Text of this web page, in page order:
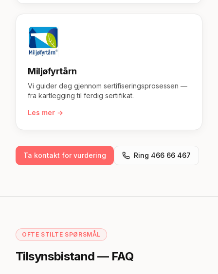
Miljøfyrtårn
Vi guider deg gjennom sertifiseringsprosessen —
fra kartlegging til ferdig sertifikat.
Les mer →
Ta kontakt for vurdering Ring 466 66 467
OFTE STILTE SPØRSMÅL
Tilsynsbistand — FAQ